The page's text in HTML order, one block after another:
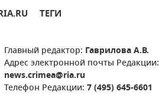
ТЕГИ
Главный редактор: Гаврилова А.В.
Адрес электронной почты Редакции:
news.crimea@ria.ru
Телефон Редакции: 7 (495) 645-6601